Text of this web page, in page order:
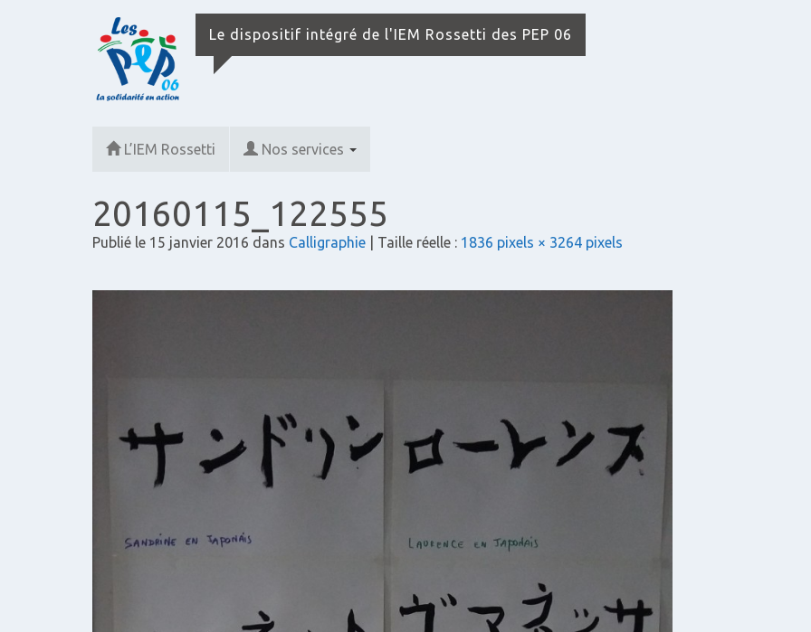
Le dispositif intégré de l'IEM Rossetti des PEP 06
L’IEM Rossetti Nos services
20160115_122555
Publié le 15 janvier 2016 dans Calligraphie | Taille réelle : 1836 pixels × 3264 pixels